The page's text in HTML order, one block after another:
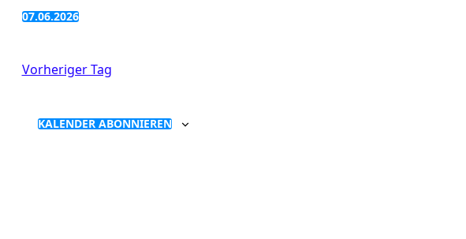
2026
07.06.2026
Vorheriger Tag
KALENDER ABONNIEREN